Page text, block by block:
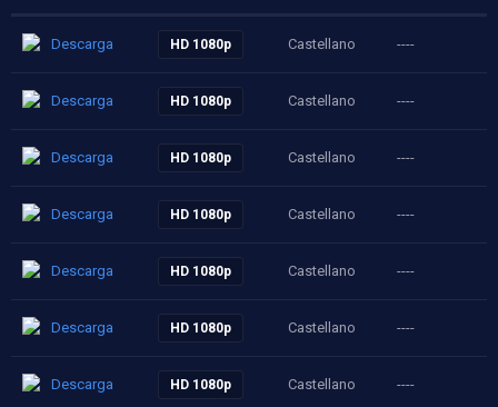
Descarga HD 1080p Castellano ----
Descarga HD 1080p Castellano ----
Descarga HD 1080p Castellano ----
Descarga HD 1080p Castellano ----
Descarga HD 1080p Castellano ----
Descarga HD 1080p Castellano ----
Descarga HD 1080p Castellano ----